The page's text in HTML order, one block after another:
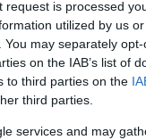
is processed
utilized by us
may separately
on the IAB’s list of
to third parties on the
third parties.
services and may
καταγωγής